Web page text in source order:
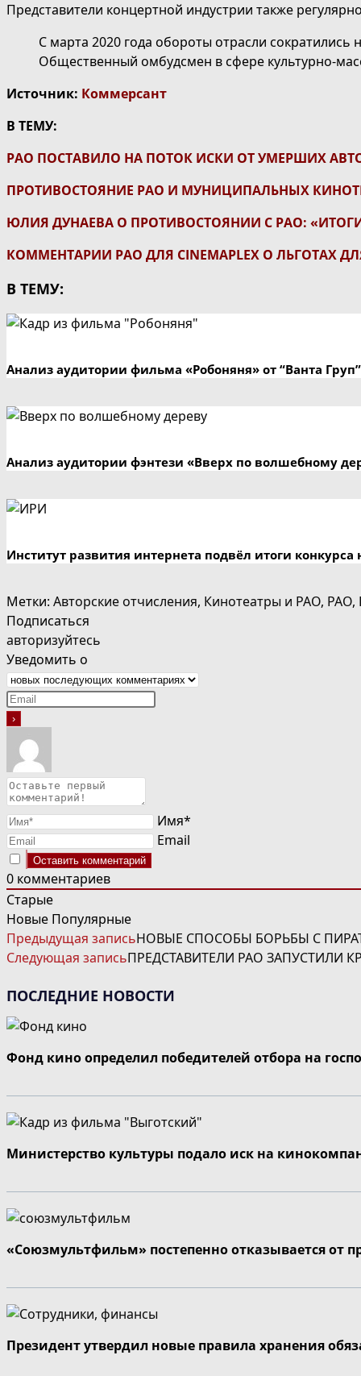
Представители концертной индустрии также
С марта 2020 года обороты отрасли
Общественный омбудсмен в сфере культурно-
Источник: Коммерсант
В ТЕМУ:
РАО ПОСТАВИЛО НА ПОТОК ИСКИ ОТ УМЕРШИХ
ПРОТИВОСТОЯНИЕ РАО И МУНИЦИПАЛЬНЫХ
ЮЛИЯ ДУНАЕВА О ПРОТИВОСТОЯНИИ С РАО:
КОММЕНТАРИИ РАО ДЛЯ CINEMAPLEX О ЛЬГОТАХ
В ТЕМУ:
Анализ аудитории фильма «Робоняня» от “Ванта Груп”
Анализ аудитории фэнтези «Вверх по волшебному
Институт развития интернета подвёл итоги
Метки: Авторские отчисления, Кинотеатры и РАО, РАО,
Подписаться
авторизуйтесь
Уведомить о
Имя*
Email
0 комментариев
Старые
Новые Популярные
ЧИТАТЬ
ДАЛЕЕ
СТАТЬИ
Предыдущая записьНОВЫЕ СПОСОБЫ БОРЬБЫ С
Следующая записьПРЕДСТАВИТЕЛИ РАО ЗАПУСТИЛИ
ПОСЛЕДНИЕ НОВОСТИ
Фонд кино определил победителей отбора на
Министерство культуры подало иск на
«Союзмультфильм» постепенно отказывается от
Президент утвердил новые правила хранения